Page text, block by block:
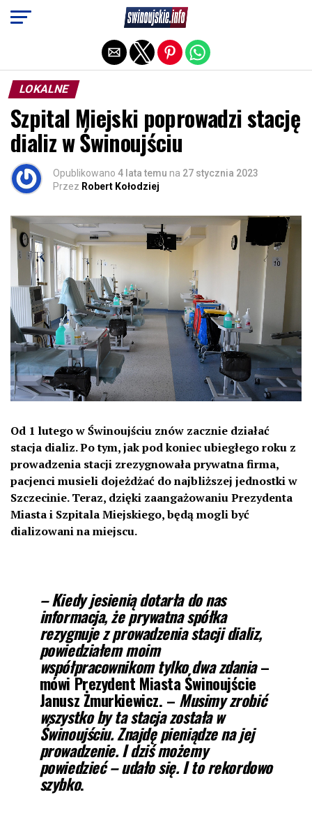
LOKALNE
Szpital Miejski poprowadzi stację
dializ w Świnoujściu
Opublikowano 4 lata temu na 27 stycznia 2023
Przez Robert Kołodziej
Od 1 lutego w Świnoujściu znów zacznie działać
stacja dializ. Po tym, jak pod koniec ubiegłego roku z
prowadzenia stacji zrezygnowała prywatna firma,
pacjenci musieli dojeżdżać do najbliższej jednostki w
Szczecinie. Teraz, dzięki zaangażowaniu Prezydenta
Miasta i Szpitala Miejskiego, będą mogli być
dializowani na miejscu.
– Kiedy jesienią dotarła do nas
informacja, że prywatna spółka
rezygnuje z prowadzenia stacji dializ,
powiedziałem moim
współpracownikom tylko dwa zdania–
mówiPrezydent Miasta Świnoujście
Janusz Żmurkiewicz. – Musimy zrobić
wszystko by ta stacja została w
Świnoujściu. Znajdę pieniądze na jej
prowadzenie. I dziś możemy
powiedzieć – udało się. I to rekordowo
szybko.
Exit mobile version